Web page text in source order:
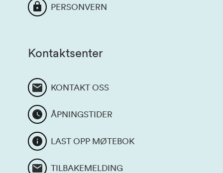
PERSONVERN
Kontaktsenter
KONTAKT OSS
ÅPNINGSTIDER
LAST OPP MØTEBOK
TILBAKEMELDING